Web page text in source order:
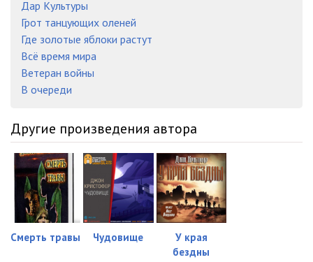
Дар Культуры
Грот танцующих оленей
Где золотые яблоки растут
Всё время мира
Ветеран войны
В очереди
Другие произведения автора
Смерть травы Чудовище
У края
бездны